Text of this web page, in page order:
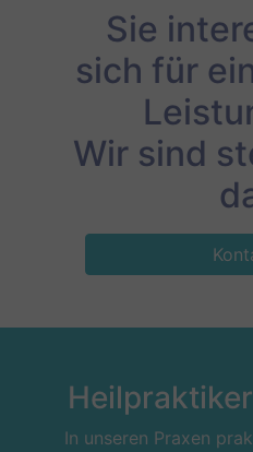
Sie
sich für
Wir sind
In unseren Praxen